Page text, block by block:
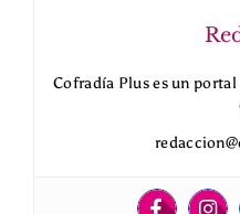
Cofradía Plus es un